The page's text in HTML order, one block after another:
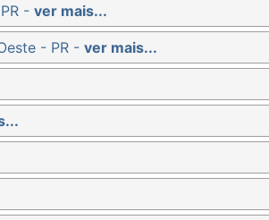
- ver mais...
- PR - ver mais...